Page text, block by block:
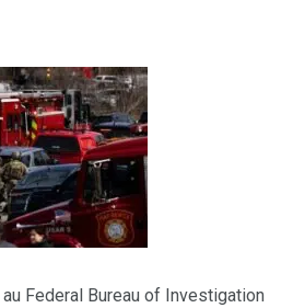
Federal Bureau of Investigation